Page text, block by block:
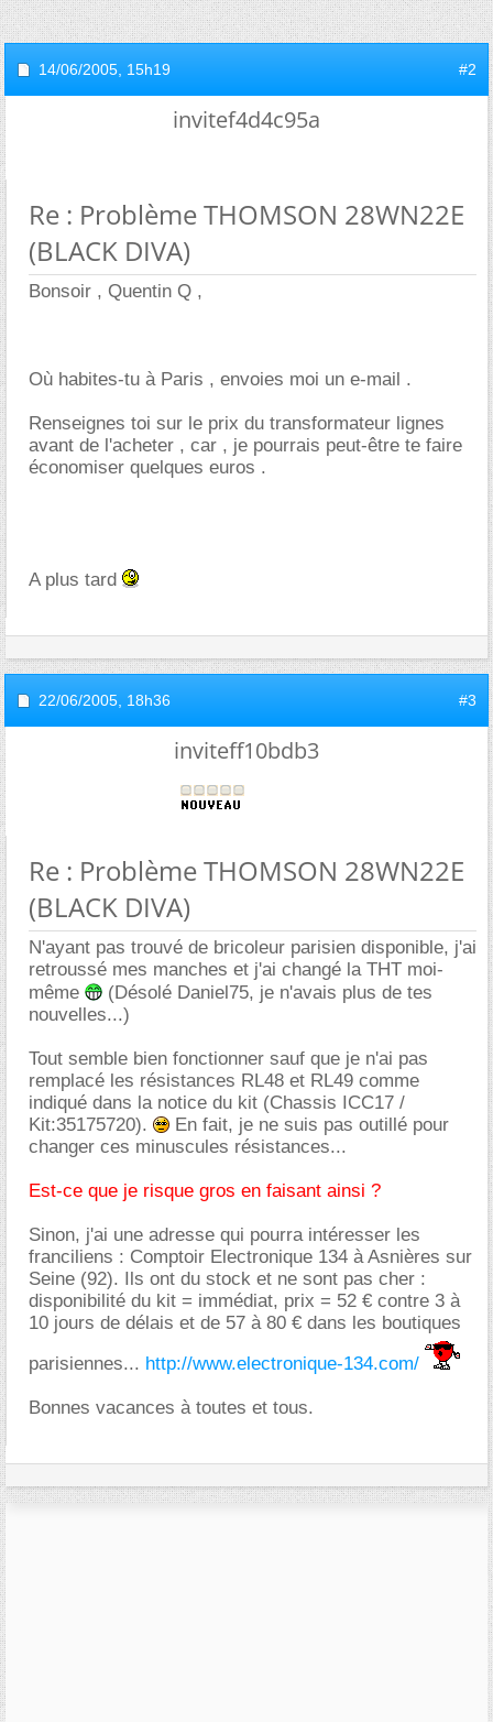
14/06/2005, 15h19 #2
invitef4d4c95a
Re : Problème THOMSON 28WN22E
(BLACK DIVA)
Bonsoir , Quentin Q ,
Où habites-tu à Paris , envoies moi un e-mail .
Renseignes toi sur le prix du transformateur lignes
avant de l'acheter , car , je pourrais peut-être te faire
économiser quelques euros .
A plus tard
22/06/2005, 18h36 #3
inviteff10bdb3
Re : Problème THOMSON 28WN22E
(BLACK DIVA)
N'ayant pas trouvé de bricoleur parisien disponible, j'ai
retroussé mes manches et j'ai changé la THT moi-
même
(Désolé Daniel75, je n'avais plus de tes
nouvelles...)
Tout semble bien fonctionner sauf que je n'ai pas
remplacé les résistances RL48 et RL49 comme
indiqué dans la notice du kit (Chassis ICC17 /
Kit:35175720).
En fait, je ne suis pas outillé pour
changer ces minuscules résistances...
Est-ce que je risque gros en faisant ainsi ?
Sinon, j'ai une adresse qui pourra intéresser les
franciliens : Comptoir Electronique 134 à Asnières sur
Seine (92). Ils ont du stock et ne sont pas cher :
disponibilité du kit = immédiat, prix = 52 € contre 3 à
10 jours de délais et de 57 à 80 € dans les boutiques
parisiennes... http://www.electronique-134.com/
Bonnes vacances à toutes et tous.